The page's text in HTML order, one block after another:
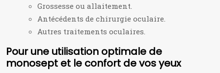
Grossesse ou allaitement.
Antécédents de chirurgie oculaire.
Autres traitements oculaires.
Pour une utilisation optimale de
monosept et le confort de vos yeux